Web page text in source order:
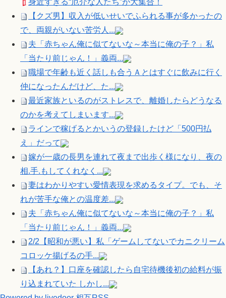
【クズ男】収入が低いせいでふられる事が多かったの
で、両親がいない苦労人...
夫「赤ちゃん俺に似てないな～本当に俺の子？」私
「当たり前じゃん！」義両...
職場で年齢も近く話しも合うＡとはすぐに飲みに行く
仲になったんだけど、た...
最近家族といるのがストレスで、離婚したらどうなる
のかを考えてしまいます...
ラインで稼げるとかいうの登録したけど「500円払
え」だって
嫁が一歳の長男を連れて夜まで出歩く様になり、夜の
相.手.もしてくれなく...
妻はわかりやすい愛情表現を求めるタイプ。でも、そ
れが苦手な俺との温度差...
夫「赤ちゃん俺に似てないな～本当に俺の子？」私
「当たり前じゃん！」義両...
2/2【昭和が悪い】私「ゲームしてないでカニクリーム
コロッケ揚げるの手...
【あれ？】口座を確認したら自宅待機後初の給料が振
り込まれていた しかし...